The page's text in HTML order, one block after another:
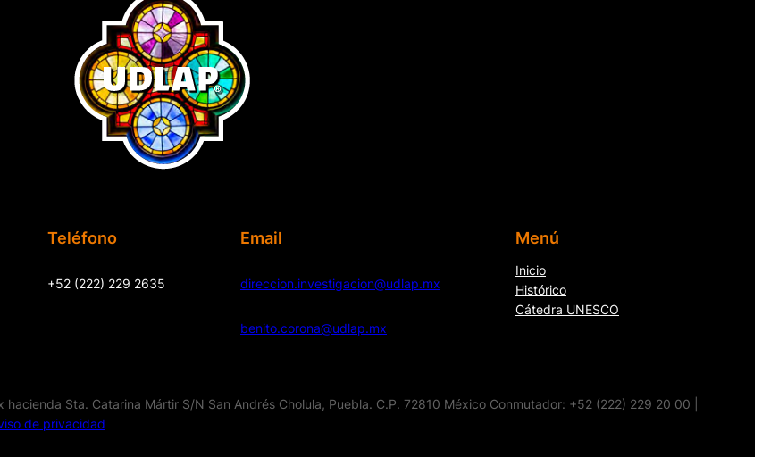
Teléfono
+52 (222) 229 2635
Email
direccion.investigacion@udlap.mx
benito.corona@udlap.mx
Menú
Inicio
Histórico
Cátedra UNESCO
Sta. Catarina Mártir S/N San Andrés Cholula, Puebla. C.P. 72810 México Conmutador: +52 (222) 229 20 00 |
de privacidad